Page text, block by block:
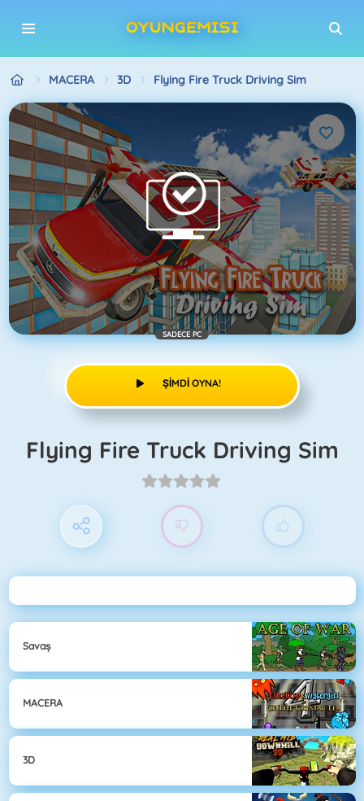
MACERA 3D Flying Fire Truck Driving Sim
SADECE PC
ŞIMDI OYNA!
Flying Fire Truck Driving Sim
Savaş
MACERA
3D